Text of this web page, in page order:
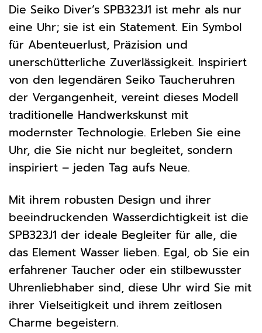
Die Seiko Diver’s SPB323J1 ist mehr als nur
eine Uhr; sie ist ein Statement. Ein Symbol
für Abenteuerlust, Präzision und
unerschütterliche Zuverlässigkeit. Inspiriert
von den legendären Seiko Taucheruhren
der Vergangenheit, vereint dieses Modell
traditionelle Handwerkskunst mit
modernster Technologie. Erleben Sie eine
Uhr, die Sie nicht nur begleitet, sondern
inspiriert – jeden Tag aufs Neue.
Mit ihrem robusten Design und ihrer
beeindruckenden Wasserdichtigkeit ist die
SPB323J1 der ideale Begleiter für alle, die
das Element Wasser lieben. Egal, ob Sie ein
erfahrener Taucher oder ein stilbewusster
Uhrenliebhaber sind, diese Uhr wird Sie mit
ihrer Vielseitigkeit und ihrem zeitlosen
Charme begeistern.